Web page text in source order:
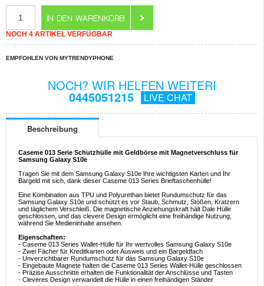
NOCH 4 ARTIKEL VERFÜGBAR
EMPFOHLEN VON MYTRENDYPHONE
NOCH? WIR HELFEN WEITERI
0445051215 LIVE CHAT
Beschreibung
Caseme 013 Serie Schutzhülle mit Geldbörse mit Magnetverschluss für
Samsung Galaxy S10e
Tragen Sie mit dem Samsung Galaxy S10e Ihre wichtigsten Karten und Ihr
Bargeld mit sich, dank dieser Caseme 013 Series Brieftaschenhülle!
Eine Kombination aus TPU und Polyurethan bietet Rundumschutz für das
Samsung Galaxy S10e und schützt es vor Staub, Schmutz, Stößen, Kratzern
und täglichem Verschleiß. Die magnetische Anziehungskraft hält Dale Hülle
geschlossen, und das clevere Design ermöglicht eine freihändige Nutzung,
während Sie Medieninhalte ansehen.
Eigenschaften:
- Caseme 013 Series Wallet-Hülle für Ihr wertvolles Samsung Galaxy S10e
- Zwei Fächer für Kreditkarten oder Ausweis und ein Bargeldfach
- Unverzichtbarer Rundumschutz für das Samsung Galaxy S10e
- Eingebaute Magnete halten die Caseme 013 Series Wallet-Hülle geschlossen
- Präzise Ausschnitte erhalten die Funktionalität der Anschlüsse und Tasten
- Cleveres Design verwandelt die Hülle in einen freihändigen Ständer